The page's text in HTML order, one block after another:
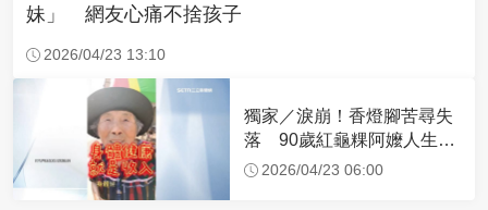
妹」 網友心痛不捨孩子
2026/04/23 13:10
獨家／淚崩！香燈腳苦尋失
落 90歲紅龜粿阿嬤人生謝
幕2026/04/23 06:00